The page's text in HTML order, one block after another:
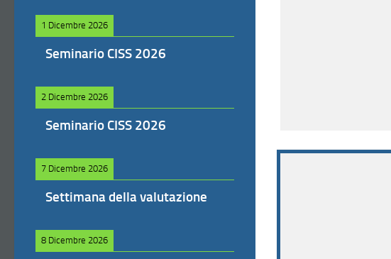
1 Dicembre 2026
Seminario CISS 2026
2 Dicembre 2026
Seminario CISS 2026
7 Dicembre 2026
Settimana della valutazione
8 Dicembre 2026